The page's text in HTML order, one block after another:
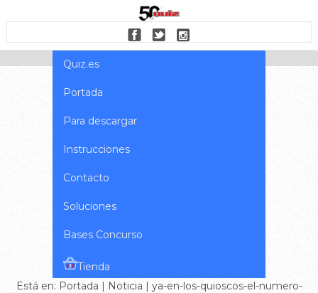
Quiz.es
Portada
Para descargar
Instrucciones
Contacto
Soluciones
Bases Concurso
Tienda
Está en: Portada | Noticia | ya-en-los-quioscos-el-numero-